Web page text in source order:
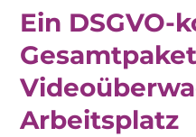
Ein DSGVO-
Arbeitsplatz